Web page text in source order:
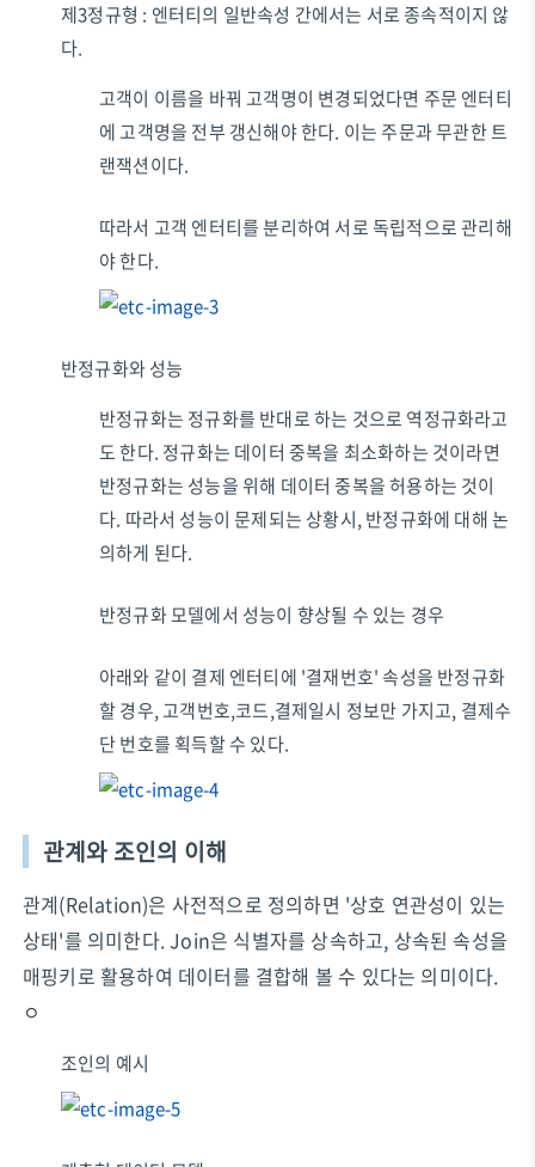
제3정규형 : 엔터티의 일반속성 간에서는 서로 종속적이지 않
다.
고객이 이름을 바꿔 고객명이 변경되었다면 주문 엔터티
에 고객명을 전부 갱신해야 한다. 이는 주문과 무관한 트
랜잭션이다.
따라서 고객 엔터티를 분리하여 서로 독립적으로 관리해
야 한다.
반정규화와 성능
반정규화는 정규화를 반대로 하는 것으로 역정규화라고
도 한다. 정규화는 데이터 중복을 최소화하는 것이라면
반정규화는 성능을 위해 데이터 중복을 허용하는 것이
다. 따라서 성능이 문제되는 상황시, 반정규화에 대해 논
의하게 된다.
반정규화 모델에서 성능이 향상될 수 있는 경우
아래와 같이 결제 엔터티에 '결재번호' 속성을 반정규화
할 경우, 고객번호,코드,결제일시 정보만 가지고, 결제수
단 번호를 획득할 수 있다.
관계와 조인의 이해
관계(Relation)은 사전적으로 정의하면 '상호 연관성이 있는
상태'를 의미한다. Join은 식별자를 상속하고, 상속된 속성을
매핑키로 활용하여 데이터를 결합해 볼 수 있다는 의미이다.
ㅇ
조인의 예시